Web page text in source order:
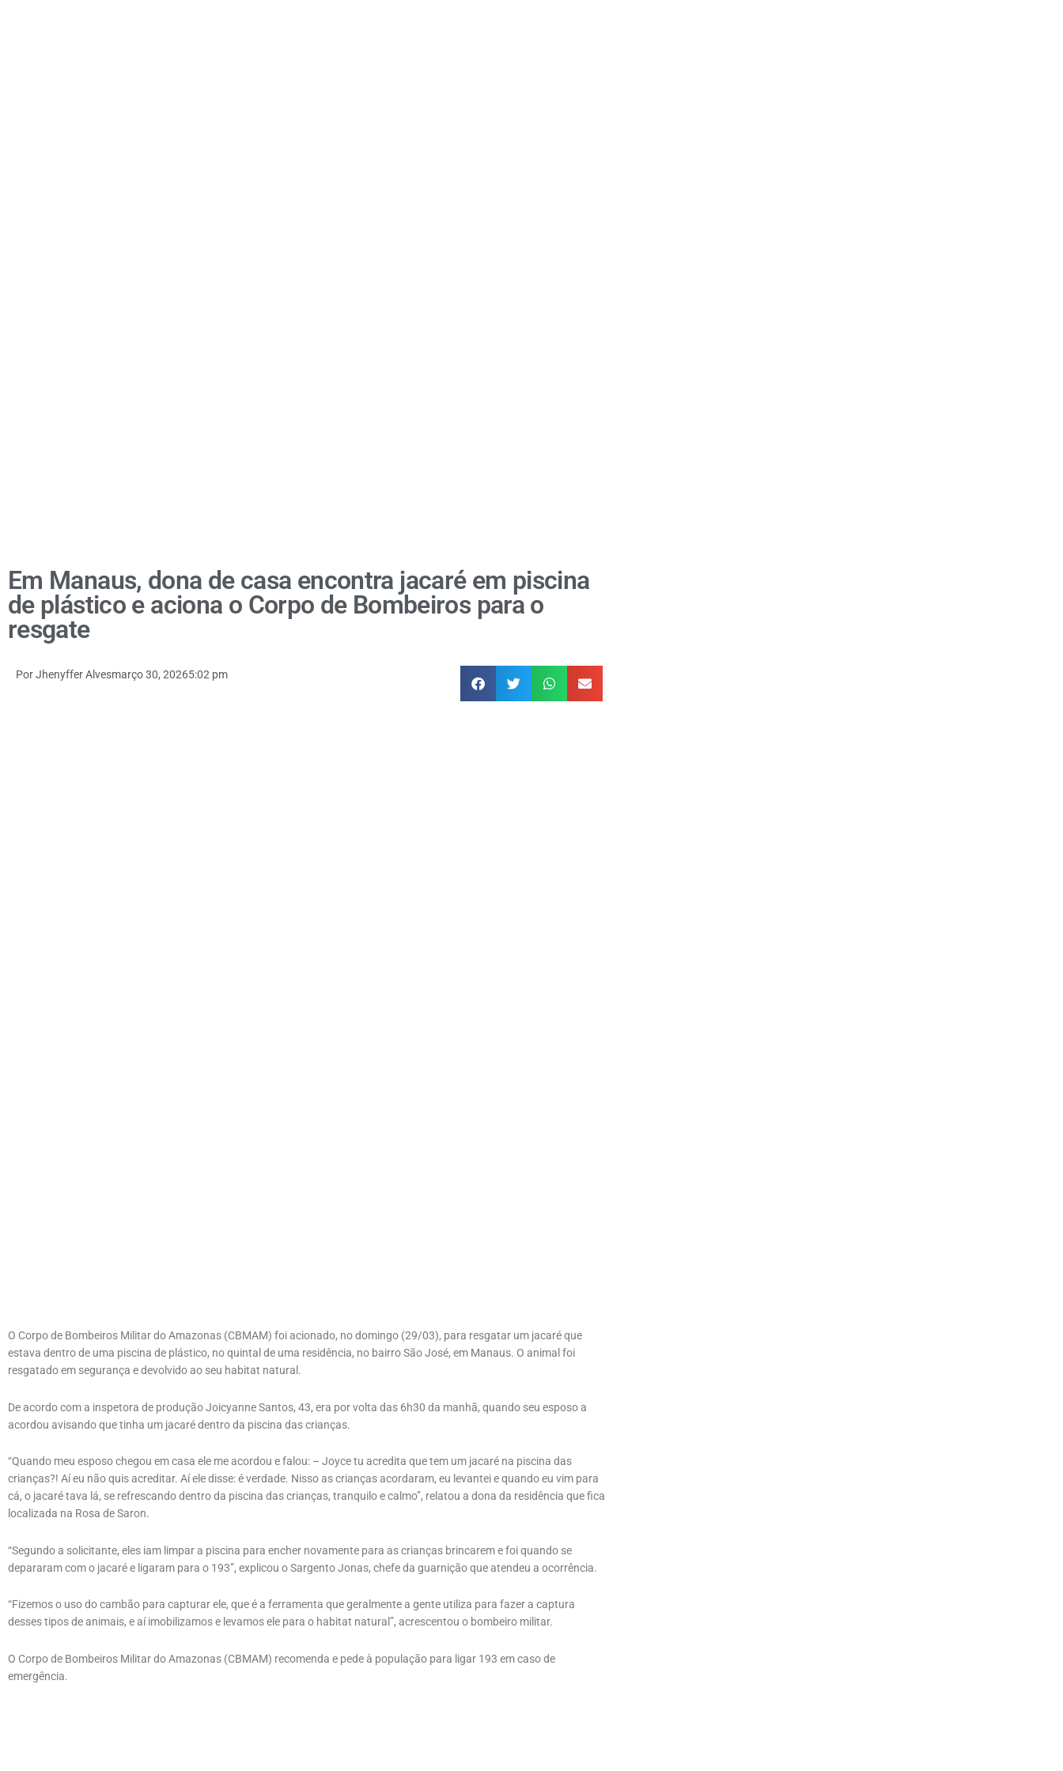
Em Manaus, dona de casa encontra jacaré em piscina
de plástico e aciona o Corpo de Bombeiros para o
resgate
PorJhenyffer Alvesmarço 30, 20265:02 pm
O Corpo de Bombeiros Militar do Amazonas (CBMAM) foi acionado, no domingo (29/03), para resgatar um jacaré que
estava dentro de uma piscina de plástico, no quintal de uma residência, no bairro São José, em Manaus. O animal foi
resgatado em segurança e devolvido ao seu habitat natural.
De acordo com a inspetora de produção Joicyanne Santos, 43, era por volta das 6h30 da manhã, quando seu esposo a
acordou avisando que tinha um jacaré dentro da piscina das crianças.
“Quando meu esposo chegou em casa ele me acordou e falou: – Joyce tu acredita que tem um jacaré na piscina das
crianças?! Aí eu não quis acreditar. Aí ele disse: é verdade. Nisso as crianças acordaram, eu levantei e quando eu vim para
cá, o jacaré tava lá, se refrescando dentro da piscina das crianças, tranquilo e calmo”, relatou a dona da residência que fica
localizada na Rosa de Saron.
“Segundo a solicitante, eles iam limpar a piscina para encher novamente para as crianças brincarem e foi quando se
depararam com o jacaré e ligaram para o 193”, explicou o Sargento Jonas, chefe da guarnição que atendeu a ocorrência.
“Fizemos o uso do cambão para capturar ele, que é a ferramenta que geralmente a gente utiliza para fazer a captura
desses tipos de animais, e aí imobilizamos e levamos ele para o habitat natural”, acrescentou o bombeiro militar.
O Corpo de Bombeiros Militar do Amazonas (CBMAM) recomenda e pede à população para ligar 193 em caso de
emergência.